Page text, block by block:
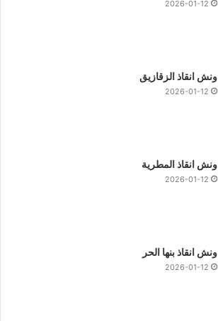
2026-01-12
ونش انقاذ الزقازيق
2026-01-12
ونش انقاذ المطرية
2026-01-12
ونش انقاذ بنها الحر
2026-01-12